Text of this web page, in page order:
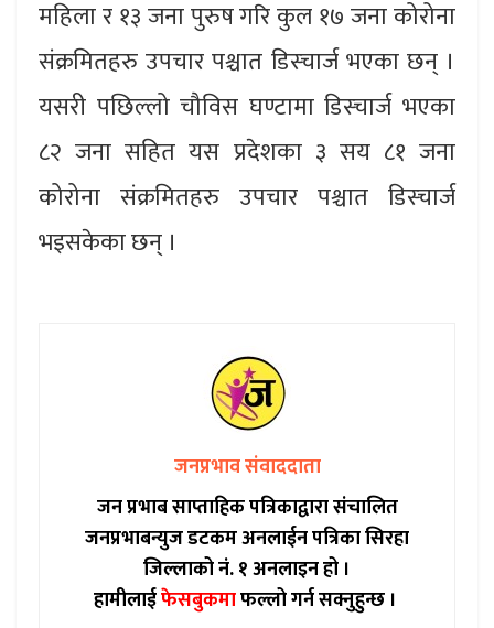
महिला र १३ जना पुरुष गरि कुल १७ जना कोरोना
संक्रमितहरु उपचार पश्चात डिस्चार्ज भएका छन् ।
यसरी पछिल्लो चौविस घण्टामा डिस्चार्ज भएका
८२ जना सहित यस प्रदेशका ३ सय ८१ जना
कोरोना संक्रमितहरु उपचार पश्चात डिस्चार्ज
भइसकेका छन् ।
जनप्रभाव संवाददाता
जन प्रभाब साप्ताहिक पत्रिकाद्वारा संचालित
जनप्रभाबन्युज डटकम अनलाईन पत्रिका सिरहा
जिल्लाको नं. १ अनलाइन हो ।
हामीलाईफेसबुकमाफल्लो गर्न सक्नुहुन्छ ।